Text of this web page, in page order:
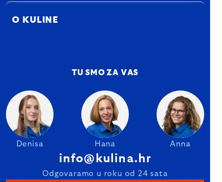
O KULINE
TU SMO ZA VAS
Denisa Hana Anna
info@kulina.hr
Odgovaramo u roku od 24 sata